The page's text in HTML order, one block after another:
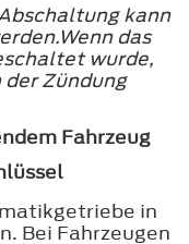
kann
das
wurde,
Zündung
Fahrzeug
in
Bei Fahrzeugen